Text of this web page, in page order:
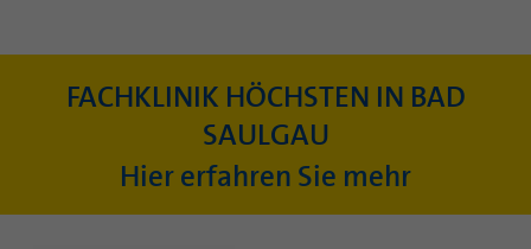
FACHKLINIK HÖCHSTEN IN BAD
SAULGAU
Hier erfahren Sie mehr